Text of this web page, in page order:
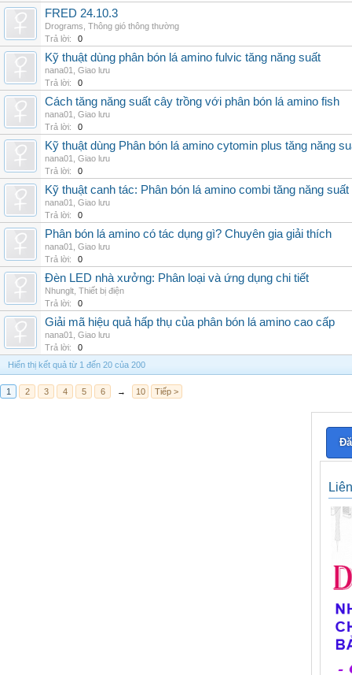
FRED 24.10.3
Drograms Thông gió thông thường
Trả lời:
0
Kỹ thuật dùng phân bón lá amino fulvic tăng năng suất
nana01
Giao lưu
Trả lời:
0
Cách tăng năng suất cây trồng với phân bón lá amino fish
nana01
Giao lưu
Trả lời:
0
Kỹ thuật dùng Phân bón lá amino cytomin plus tăng năng
nana01
Giao lưu
Trả lời:
0
Kỹ thuật canh tác: Phân bón lá amino combi tăng năng suất
nana01
Giao lưu
Trả lời:
0
Phân bón lá amino có tác dụng gì? Chuyên gia giải thích
nana01
Giao lưu
Trả lời:
0
Đèn LED nhà xưởng: Phân loại và ứng dụng chi tiết
Nhunglt Thiết bị điện
Trả lời:
0
Giải mã hiệu quả hấp thụ của phân bón lá amino cao cấp
nana01
Giao lưu
Trả lời:
0
Hiển thị kết quả từ 1 đến 20 của 200
1 2 3 4 5 6 → 10 Tiếp >